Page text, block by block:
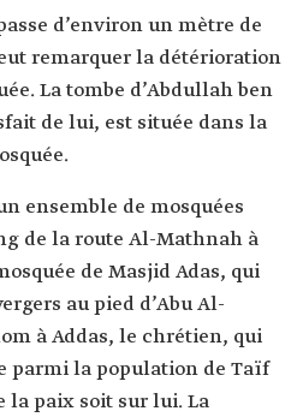
d’environ un mètre de
remarquer la détérioration
La tombe d’Abdullah ben
de lui, est située dans la
ensemble de mosquées
de la route Al-Mathnah à
de Masjid Adas, qui
au pied d’Abu Al-
à Addas, le chrétien, qui
parmi la population de Taïf
la paix soit sur lui. La